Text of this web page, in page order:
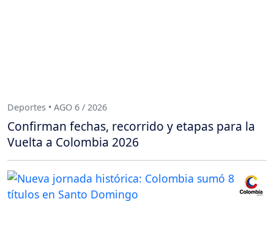
Deportes • AGO 6 / 2026
Confirman fechas, recorrido y etapas para la
Vuelta a Colombia 2026